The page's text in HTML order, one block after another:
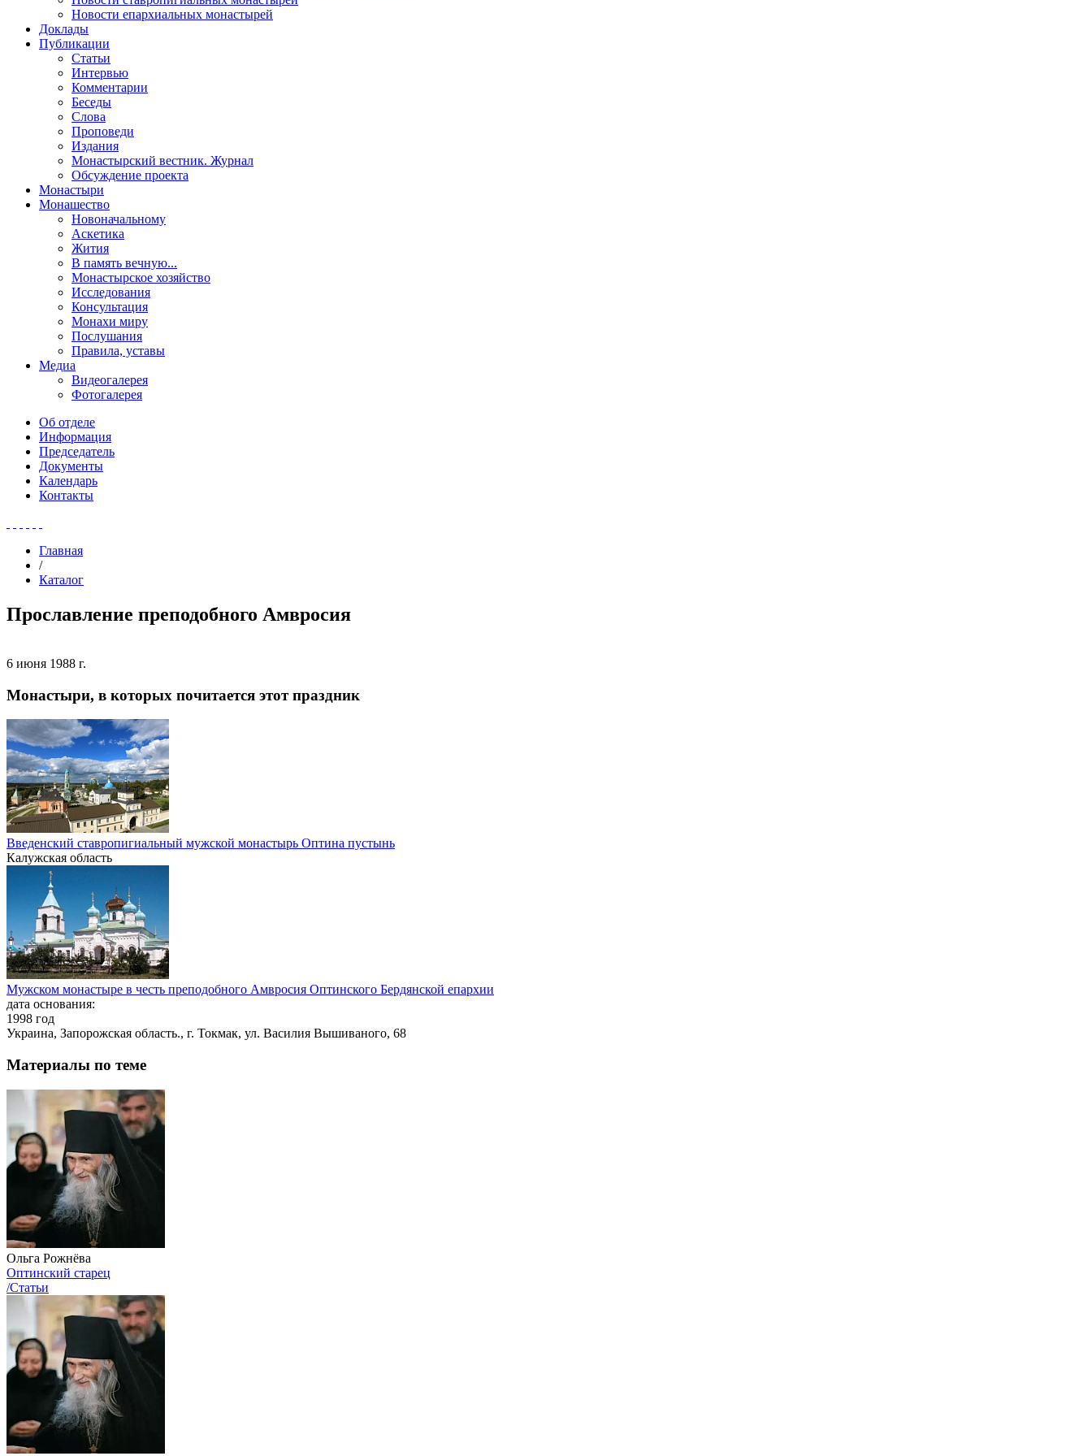
Новости епархиальных монастырей
Доклады
Публикации
Статьи
Интервью
Комментарии
Беседы
Слова
Проповеди
Издания
Монастырский вестник. Журнал
Обсуждение проекта
Монастыри
Монашество
Новоначальному
Аскетика
Жития
В память вечную...
Монастырское хозяйство
Исследования
Консультация
Монахи миру
Послушания
Правила, уставы
Медиа
Видеогалерея
Фотогалерея
Об отделе
Информация
Председатель
Документы
Календарь
Контакты
Главная
/
Каталог
Прославление преподобного Амвросия
6 июня 1988 г.
Монастыри, в которых почитается этот праздник
Введенский ставропигиальный мужской монастырь Оптина пустынь
Калужская область
Мужском монастыре в честь преподобного Амвросия Оптинского Бердянской епархии
дата основания:
1998 год
Украина, Запорожская область., г. Токмак, ул. Василия Вышиваного, 68
Материалы по теме
Ольга Рожнёва
Оптинский старец
/Статьи